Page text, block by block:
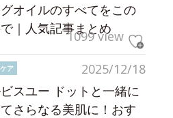
オイルのすべてをこの
｜人気記事まとめ
1099 view
2025/12/18
ア
スユー ドットと一緒に
さらなる美肌に！おす